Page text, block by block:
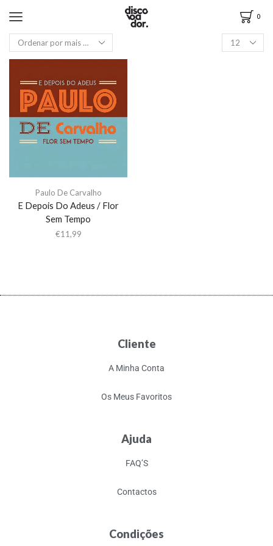
0
Paulo De Carvalho
E Depois Do Adeus / Flor
Sem Tempo
€11,99
Cliente
A Minha Conta
Os Meus Favoritos
Ajuda
FAQ’S
Contactos
Condições